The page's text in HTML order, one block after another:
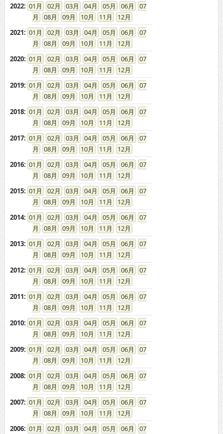
2022: 01 02 03 04 05 06
07
08
09 10 11
12
2021: 01 02 03 04 05 06
07
08
09 10 11
12
2020: 01 02 03 04 05 06
07
08
09 10 11
12
2019: 01 02 03 04 05 06
07
08
09 10 11
12
2018: 01 02 03 04 05 06
07
08
09 10 11
12
2017: 01 02 03 04 05 06
07
08
09 10 11
12
2016: 01 02 03 04 05 06
07
08
09 10 11
12
2015: 01 02 03 04 05 06
07
08
09 10 11
12
2014: 01 02 03 04 05 06
07
08
09 10 11
12
2013: 01 02 03 04 05 06
07
08
09 10 11
12
2012: 01 02 03 04 05 06
07
08
09 10 11
12
2011: 01 02 03 04 05 06
07
08
09 10 11
12
2010: 01 02 03 04 05 06
07
08
09 10 11
12
2009: 01 02 03 04 05 06
07
08
09 10 11
12
2008: 01 02 03 04 05 06
07
08
09 10 11
12
2007: 01 02 03 04 05 06
07
08
09 10 11
12
2006: 01 02 03 04 05 06
07